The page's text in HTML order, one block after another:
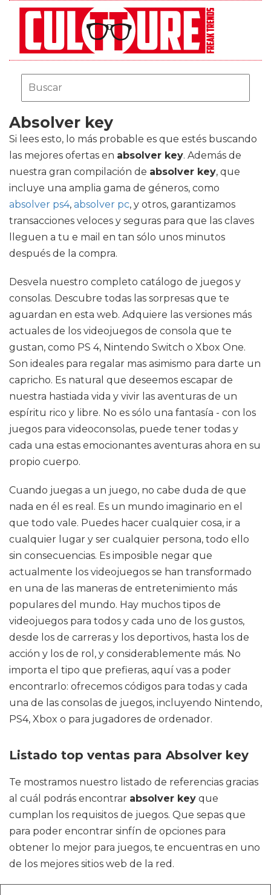
Absolver key
Si lees esto, lo más probable es que estés buscando
las mejores ofertas en absolver key. Además de
nuestra gran compilación de absolver key, que
incluye una amplia gama de géneros, como
absolver ps4, absolver pc, y otros, garantizamos
transacciones veloces y seguras para que las claves
lleguen a tu e mail en tan sólo unos minutos
después de la compra.
Desvela nuestro completo catálogo de juegos y
consolas. Descubre todas las sorpresas que te
aguardan en esta web. Adquiere las versiones más
actuales de los videojuegos de consola que te
gustan, como PS 4, Nintendo Switch o Xbox One.
Son ideales para regalar mas asimismo para darte un
capricho. Es natural que deseemos escapar de
nuestra hastiada vida y vivir las aventuras de un
espíritu rico y libre. No es sólo una fantasía - con los
juegos para videoconsolas, puede tener todas y
cada una estas emocionantes aventuras ahora en su
propio cuerpo.
Cuando juegas a un juego, no cabe duda de que
nada en él es real. Es un mundo imaginario en el
que todo vale. Puedes hacer cualquier cosa, ir a
cualquier lugar y ser cualquier persona, todo ello
sin consecuencias. Es imposible negar que
actualmente los videojuegos se han transformado
en una de las maneras de entretenimiento más
populares del mundo. Hay muchos tipos de
videojuegos para todos y cada uno de los gustos,
desde los de carreras y los deportivos, hasta los de
acción y los de rol, y considerablemente más. No
importa el tipo que prefieras, aquí vas a poder
encontrarlo: ofrecemos códigos para todas y cada
una de las consolas de juegos, incluyendo Nintendo,
PS4, Xbox o para jugadores de ordenador.
Listado top ventas para Absolver key
Te mostramos nuestro listado de referencias gracias
al cuál podrás encontrar absolver key que
cumplan los requisitos de juegos. Que sepas que
para poder encontrar sinfín de opciones para
obtener lo mejor para juegos, te encuentras en uno
de los mejores sitios web de la red.